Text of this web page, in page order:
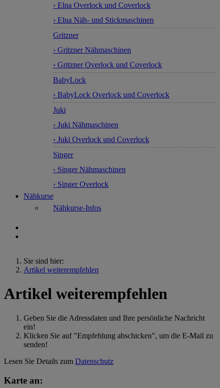
› Elna Overlock und Coverlock
› Elna Näh- und Stickmaschinen
Gritzner
› Gritzner Nähmaschinen
› Gritzner Overlock und Coverlock
BabyLock
› BabyLock Overlock und Coverlock
Juki
› Juki Nähmaschinen
› Juki Overlock und Coverlock
Singer
› Singer Nähmaschinen
› Singer Overlock
Nähkurse
Nähkurse-Infos
Sie sind hier:
Artikel weiterempfehlen
Artikel weiterempfehlen
Geben Sie die Adressdaten und Ihre persönliche Nachricht
ein!
Klicken Sie auf "Empfehlung abschicken", um die E-Mail zu
senden!
Lesen Sie Details zum Datenschutz
Karte an: